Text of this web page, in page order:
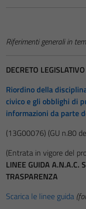
Riferimenti generali in
DECRETO
Riordino della
civico e gli obblighi di
informazioni da parte
(13G00076) (GU n.80
(Entrata in vigore del
LINEE GUIDA A.N.A.C.
TRASPARENZA
Scarica le linee guida